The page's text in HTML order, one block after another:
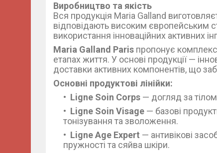
Виробництво та якість
Вся продукція Maria Galland
відповідають високим європейським
використання інноваційних активних
Maria Galland Paris пропонує
етапах життя. У основі продукції —
доставки активних компонентів, що
Основні продуктові лінійки:
Ligne Soin Corps — догляд за
Ligne Soin Visage — базові
тонізування та зволоження.
Ligne Age Expert — антивікові
пружності та сяйва шкіри.